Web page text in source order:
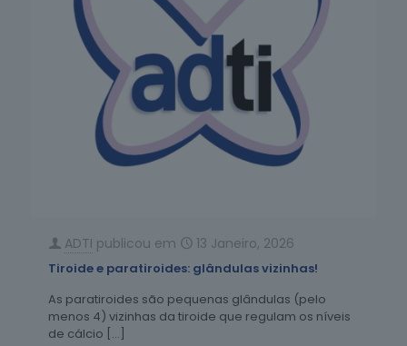
ADTI publicou em 13 Janeiro, 2026
Tiroide e paratiroides: glândulas vizinhas!
As paratiroides são pequenas glândulas (pelo
menos 4) vizinhas da tiroide que regulam os níveis
de cálcio […]